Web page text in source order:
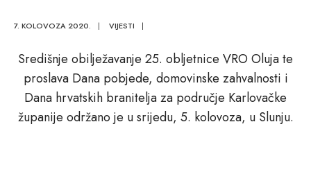
7. KOLOVOZA 2020. | VIJESTI |
Središnje obilježavanje 25. obljetnice VRO Oluja te
proslava Dana pobjede, domovinske zahvalnosti i
Dana hrvatskih branitelja za područje Karlovačke
županije održano je u srijedu, 5. kolovoza, u Slunju.